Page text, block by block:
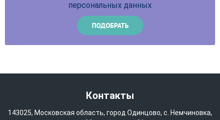
персональных данных
Контакты
143025, Московская область, город Одинцово, с. Немчиновка,